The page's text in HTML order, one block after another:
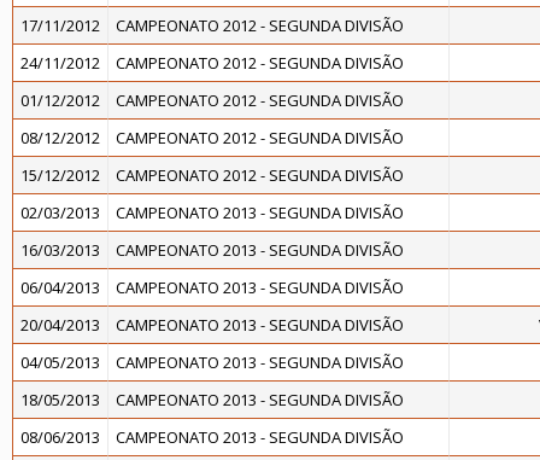
17/11/2012
CAMPEONATO 2012 - SEGUNDA DIVISÃO
24/11/2012
CAMPEONATO 2012 - SEGUNDA DIVISÃO
01/12/2012
CAMPEONATO 2012 - SEGUNDA DIVISÃO
08/12/2012
CAMPEONATO 2012 - SEGUNDA DIVISÃO
15/12/2012
CAMPEONATO 2012 - SEGUNDA DIVISÃO
02/03/2013
CAMPEONATO 2013 - SEGUNDA DIVISÃO
16/03/2013
CAMPEONATO 2013 - SEGUNDA DIVISÃO
06/04/2013
CAMPEONATO 2013 - SEGUNDA DIVISÃO
20/04/2013
CAMPEONATO 2013 - SEGUNDA DIVISÃO
04/05/2013
CAMPEONATO 2013 - SEGUNDA DIVISÃO
18/05/2013
CAMPEONATO 2013 - SEGUNDA DIVISÃO
08/06/2013
CAMPEONATO 2013 - SEGUNDA DIVISÃO